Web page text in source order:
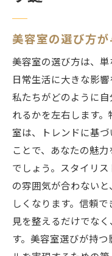
美容室の選び方が
美容室の選び方は、
日常生活に大きな影
私たちがどのように
れるかを左右します
室は、トレンドに基
ことで、あなたの魅
でしょう。スタイリ
の雰囲気が合わない
しくなります。信頼
見を整えるだけでな
す。美容室選びが持